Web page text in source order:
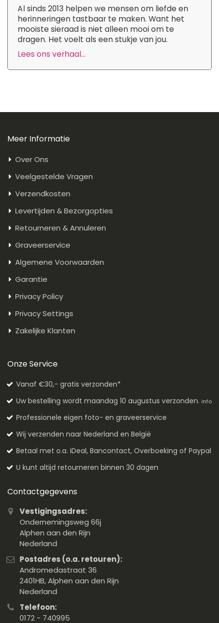
Al sinds 2013 helpen we mensen om liefde en
herinneringen tastbaar te maken. Want het
mooiste sieraad is niet alleen mooi om te
dragen. Het voelt als een stukje van jou.
Lees ons verhaal...
Meer Informatie
Over Ons
Veelgestelde Vragen
Verzendkosten
Levertijden & Bezorgopties
Retourneren & Annuleren
Graveerservice
Algemene Voorwaarden
Garantie
Privacy Policy
Privacy Settings
Zakelijke Klanten
Onze Service
Vanaf €30,- gratis verzonden*
Uw bestelling wordt maandag 10 augustus verzonden. info
Professionele eigen foto- en graveerservice
Wij verzenden naar Nederland en België
Betaal met o.a. iDeal, Bancontact, Overboeking of Paypal
U kunt altijd retourneren binnen 30 dagen
Contactgegevens
Vestigingsadres:
Ondernemingsweg 66j
Alphen aan den Rijn
Nederland
Postadres (o.a. retouren):
Andromedastraat 36
2401HB, Alphen aan den Rijn
Nederland
Telefoon:
0172 - 740995